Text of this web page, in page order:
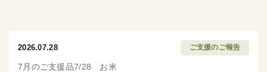
2026.07.28 ご支援のご報告
7月のご支援品7/28 お米